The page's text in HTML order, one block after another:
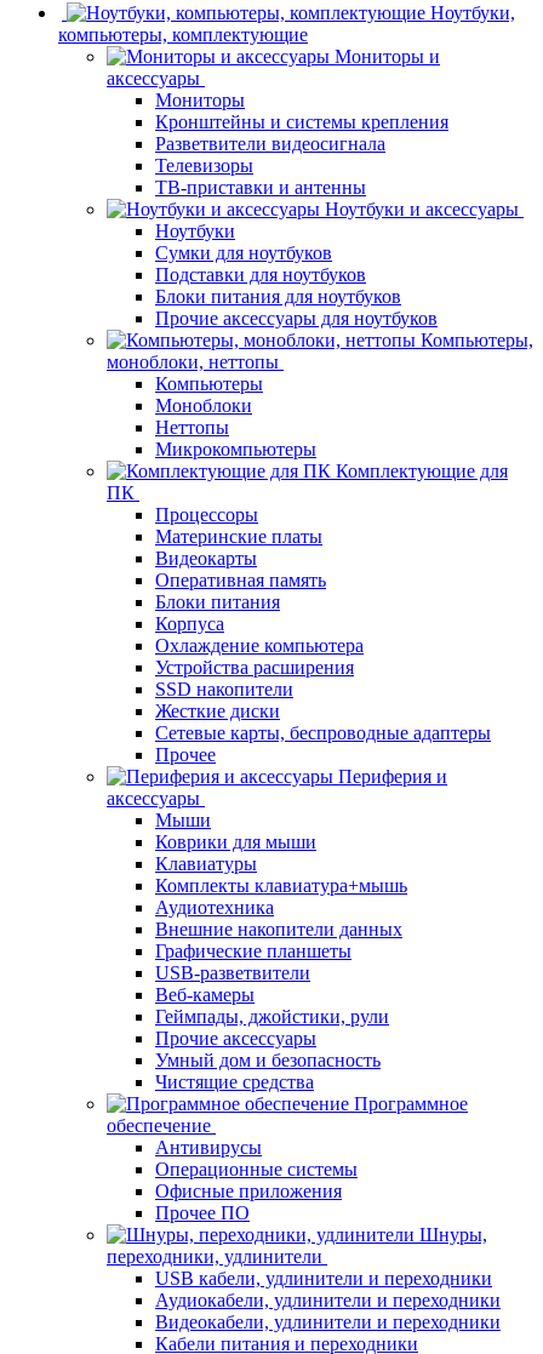
Ноутбуки,
компьютеры, комплектующие
Мониторы и
аксессуары
Мониторы
Кронштейны и системы крепления
Разветвители видеосигнала
Телевизоры
ТВ-приставки и антенны
Ноутбуки и аксессуары
Ноутбуки
Сумки для ноутбуков
Подставки для ноутбуков
Блоки питания для ноутбуков
Прочие аксессуары для ноутбуков
Компьютеры,
моноблоки, неттопы
Компьютеры
Моноблоки
Неттопы
Микрокомпьютеры
Комплектующие для
ПК
Процессоры
Материнские платы
Видеокарты
Оперативная память
Блоки питания
Корпуса
Охлаждение компьютера
Устройства расширения
SSD накопители
Жесткие диски
Сетевые карты, беспроводные адаптеры
Прочее
Периферия и
аксессуары
Мыши
Коврики для мыши
Клавиатуры
Комплекты клавиатура+мышь
Аудиотехника
Внешние накопители данных
Графические планшеты
USB-разветвители
Веб-камеры
Геймпады, джойстики, рули
Прочие аксессуары
Умный дом и безопасность
Чистящие средства
Программное
обеспечение
Антивирусы
Операционные системы
Офисные приложения
Прочее ПО
Шнуры,
переходники, удлинители
USB кабели, удлинители и переходники
Аудиокабели, удлинители и переходники
Видеокабели, удлинители и переходники
Кабели питания и переходники